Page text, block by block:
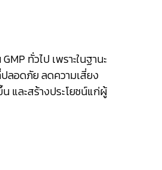
ทั่วไป เพราะในฐานะ
ลอดภัย ลดความเสี่ยง
และสร้างประโยชน์แก่ผู้